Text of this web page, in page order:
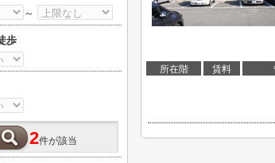
所在階 賃料
～
歩
2件が該当